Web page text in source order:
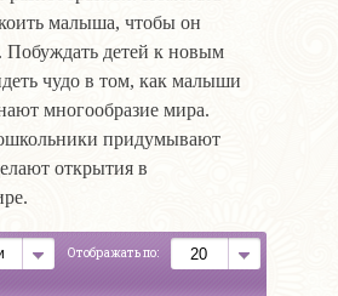
малыша, чтобы он
Побуждать детей к новым
чудо в том, как малыши
многообразие мира.
придумывают
открытия в
Отображать по: